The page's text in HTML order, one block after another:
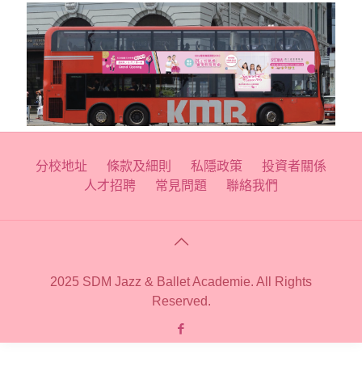
分校地址 條款及細則 私隱政策
投資者關係
人才招聘
常見問題 聯絡我們
2025 SDM Jazz & Ballet Academie. All Rights
Reserved.